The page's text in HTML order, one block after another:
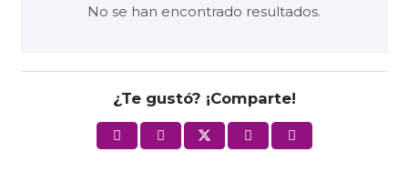
No se han encontrado resultados.
¿Te gustó? ¡Comparte!